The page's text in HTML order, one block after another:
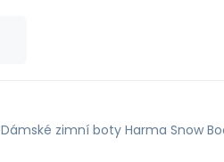
Dámské zimní boty Harma Snow